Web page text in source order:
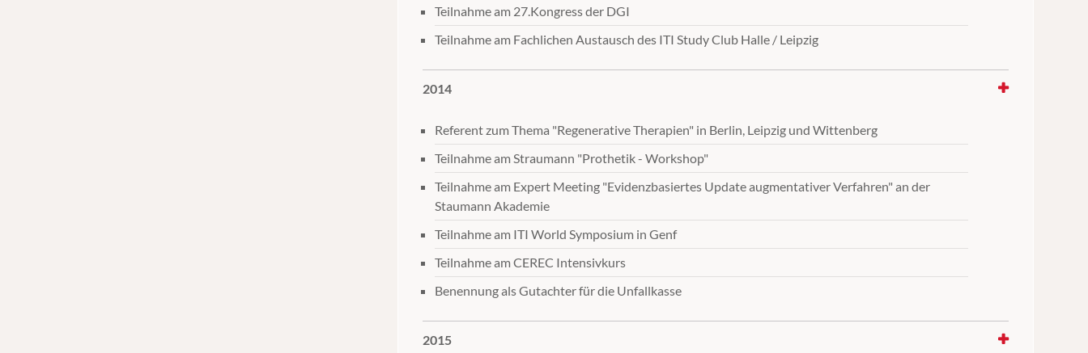
Teilnahme am 27.Kongress der DGI
Teilnahme am Fachlichen Austausch des ITI Study Club Halle / Leipzig
2014
Referent zum Thema "Regenerative Therapien" in Berlin, Leipzig und Wittenberg
Teilnahme am Straumann "Prothetik - Workshop"
Teilnahme am Expert Meeting "Evidenzbasiertes Update augmentativer Verfahren" an der
Staumann Akademie
Teilnahme am ITI World Symposium in Genf
Teilnahme am CEREC Intensivkurs
Benennung als Gutachter für die Unfallkasse
2015